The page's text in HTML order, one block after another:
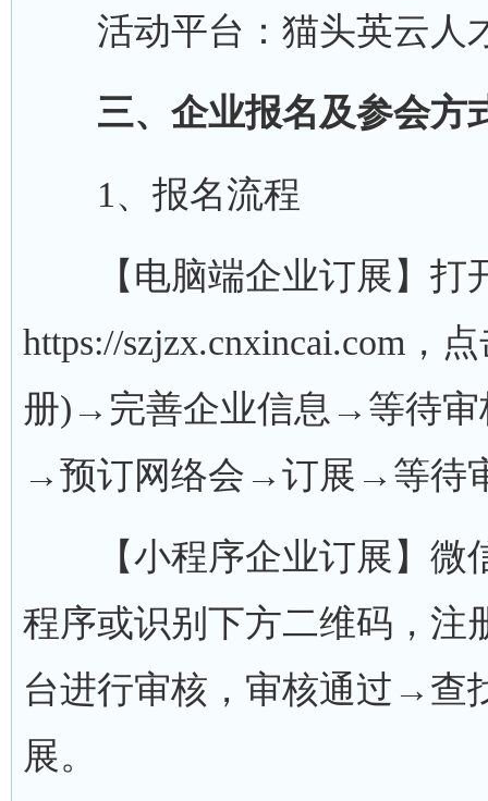
活动平台：猫头英云人
三、企业报名及参会方
1、报名流程
【电脑端企业订展】打
https://szjzx.cnxincai.com，
册)→完善企业信息→等待
→预订网络会→订展→等待
【小程序企业订展】微
程序或识别下方二维码，
台进行审核，审核通过→查
展。